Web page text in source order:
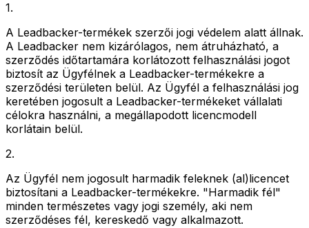
1.
A Leadbacker-termékek szerzői jogi védelem alatt állnak.
A Leadbacker nem kizárólagos, nem átruházható, a
szerződés időtartamára korlátozott felhasználási jogot
biztosít az Ügyfélnek a Leadbacker-termékekre a
szerződési területen belül. Az Ügyfél a felhasználási jog
keretében jogosult a Leadbacker-termékeket vállalati
célokra használni, a megállapodott licencmodell
korlátain belül.
2.
Az Ügyfél nem jogosult harmadik feleknek (al)licencet
biztosítani a Leadbacker-termékekre. "Harmadik fél"
minden természetes vagy jogi személy, aki nem
szerződéses fél, kereskedő vagy alkalmazott.